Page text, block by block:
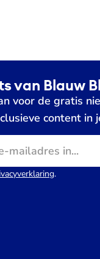
van Blauw
voor de gratis
content in
.